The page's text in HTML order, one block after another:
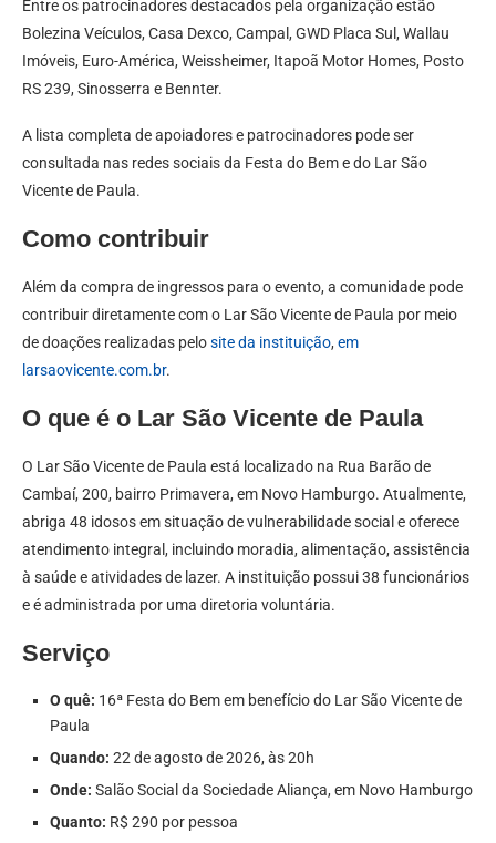
Entre os patrocinadores destacados pela organização estão
Bolezina Veículos, Casa Dexco, Campal, GWD Placa Sul, Wallau
Imóveis, Euro-América, Weissheimer, Itapoã Motor Homes, Posto
RS 239, Sinosserra e Bennter.
A lista completa de apoiadores e patrocinadores pode ser
consultada nas redes sociais da Festa do Bem e do Lar São
Vicente de Paula.
Como contribuir
Além da compra de ingressos para o evento, a comunidade pode
contribuir diretamente com o Lar São Vicente de Paula por meio
de doações realizadas pelosite da instituição, em
larsaovicente.com.br.
O que é o Lar São Vicente de Paula
O Lar São Vicente de Paula está localizado na Rua Barão de
Cambaí, 200, bairro Primavera, em Novo Hamburgo. Atualmente,
abriga 48 idosos em situação de vulnerabilidade social e oferece
atendimento integral, incluindo moradia, alimentação, assistência
à saúde e atividades de lazer. A instituição possui 38 funcionários
e é administrada por uma diretoria voluntária.
Serviço
O quê: 16ª Festa do Bem em benefício do Lar São Vicente de
Paula
Quando: 22 de agosto de 2026, às 20h
Onde: Salão Social da Sociedade Aliança, em Novo Hamburgo
Quanto: R$ 290 por pessoa